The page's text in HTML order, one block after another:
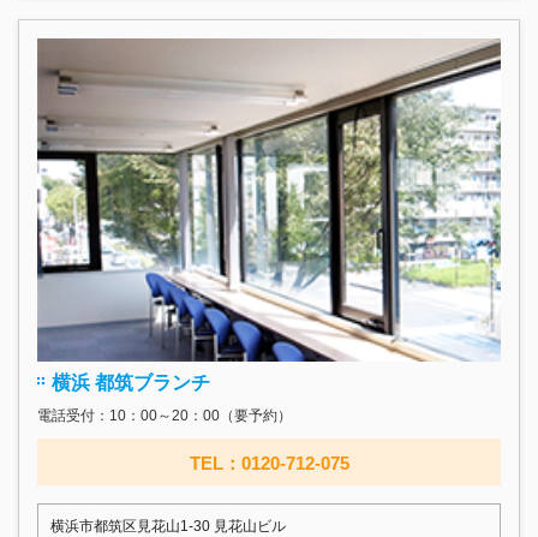
横浜 都筑ブランチ
電話受付：10：00～20：00（要予約）
TEL：0120-712-075
横浜市都筑区見花山1-30 見花山ビル